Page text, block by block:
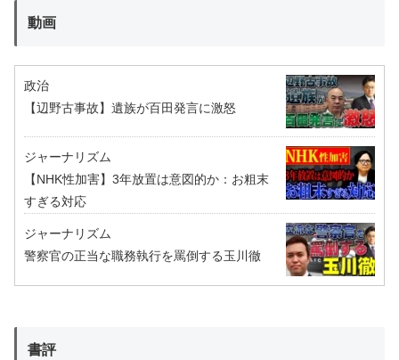
動画
政治
【辺野古事故】遺族が百田発言に激怒
ジャーナリズム
【NHK性加害】3年放置は意図的か：お粗末
すぎる対応
ジャーナリズム
警察官の正当な職務執行を罵倒する玉川徹
書評